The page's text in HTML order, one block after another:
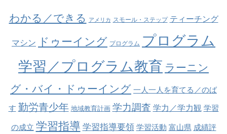
わかる／できる アメリカ スモール・ステップ ティーチング
マシン ドゥーイング プログラム プログラム
学習／プログラム教育 ラーニン
グ・バイ・ドゥーイング 一人一人を育てる／のば
す 勤労青少年 地域教育計画 学力調査 学力／学力観 学習
の成立 学習指導 学習指導要領 学習活動 富山県 成績評